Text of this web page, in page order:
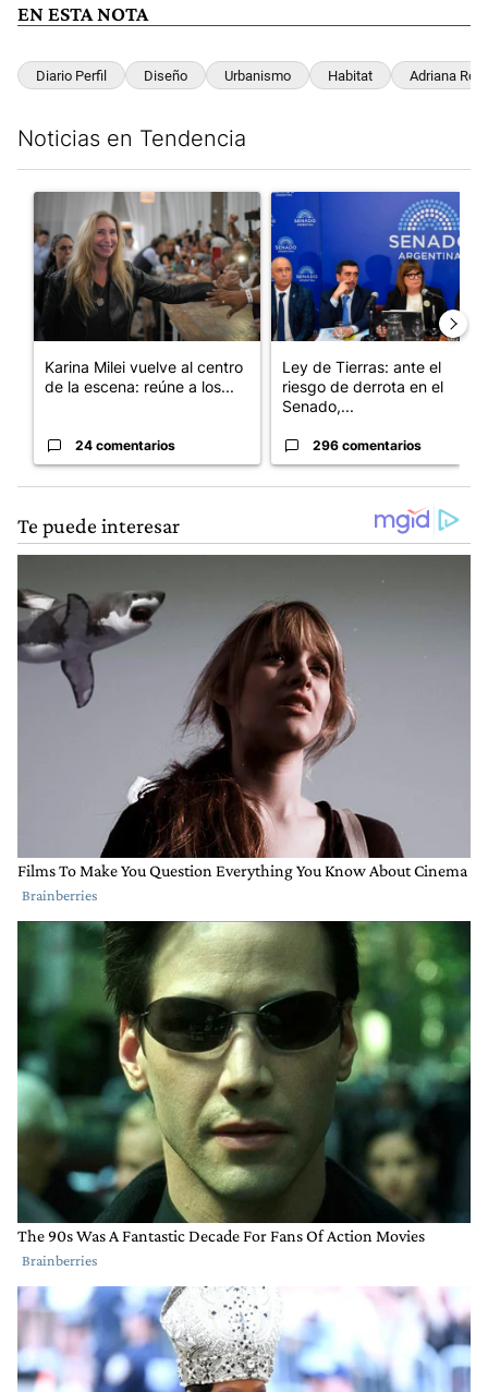
EN ESTA NOTA
Diario Perfil Diseño Urbanismo Habitat Adriana
Noticias en Tendencia
Un artículo de tendencia con el título "Karina Milei vuelve al
Karina Milei vuelve al centro
de la escena: reúne a los...
24 comentarios
Un artículo de tendencia con
Ley de Tierras: ante el
riesgo de derrota en el
Senado,...
296 comentarios